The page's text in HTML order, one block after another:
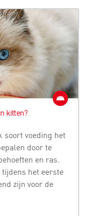
kitten?
soort voeding het
door te
en ras.
het eerste
zijn voor de